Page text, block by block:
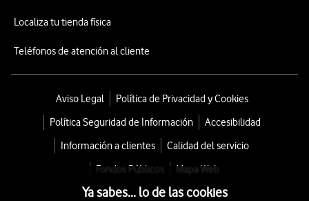
Localiza tu tienda física
Teléfonos de atención al cliente
Aviso Legal
Política de Privacidad y Cookies
Política Seguridad de Información
Accesibilidad
Información a clientes
Calidad del servicio
Fondos Públicos
Mapa Web
Ya sabes... lo de las cookies